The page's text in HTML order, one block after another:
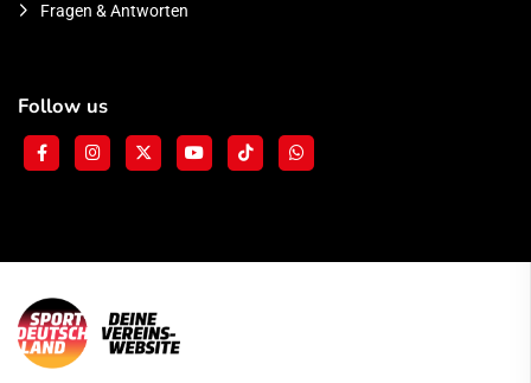
Fragen & Antworten
Follow us